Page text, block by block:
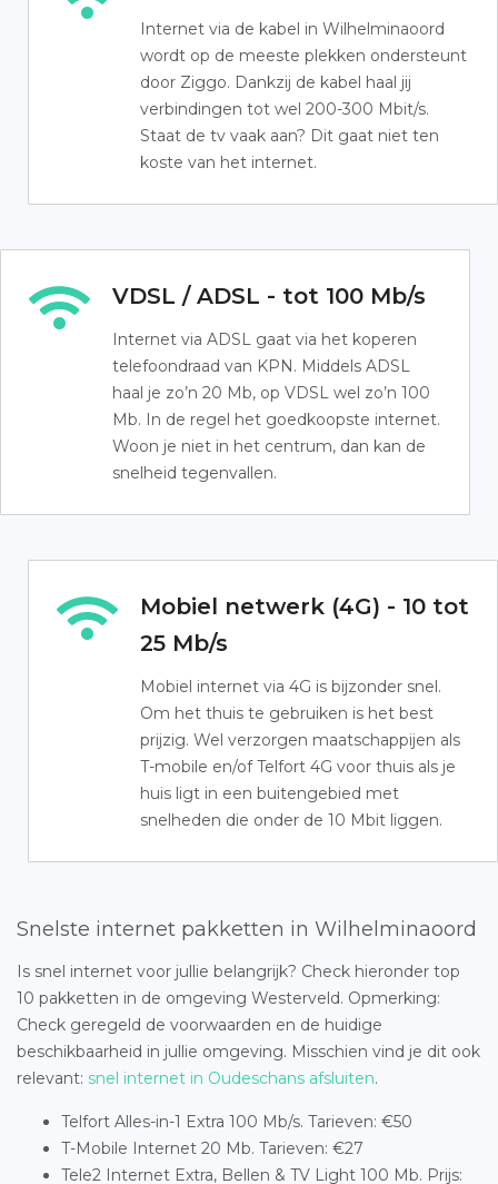
Internet via de kabel in Wilhelminaoord
wordt op de meeste plekken ondersteunt
door Ziggo. Dankzij de kabel haal jij
verbindingen tot wel 200-300 Mbit/s.
Staat de tv vaak aan? Dit gaat niet ten
koste van het internet.
VDSL / ADSL - tot 100 Mb/s
Internet via ADSL gaat via het koperen
telefoondraad van KPN. Middels ADSL
haal je zo’n 20 Mb, op VDSL wel zo’n 100
Mb. In de regel het goedkoopste internet.
Woon je niet in het centrum, dan kan de
snelheid tegenvallen.
Mobiel netwerk (4G) - 10 tot
25 Mb/s
Mobiel internet via 4G is bijzonder snel.
Om het thuis te gebruiken is het best
prijzig. Wel verzorgen maatschappijen als
T-mobile en/of Telfort 4G voor thuis als je
huis ligt in een buitengebied met
snelheden die onder de 10 Mbit liggen.
Snelste internet pakketten in Wilhelminaoord
Is snel internet voor jullie belangrijk? Check hieronder top
10 pakketten in de omgeving Westerveld. Opmerking:
Check geregeld de voorwaarden en de huidige
beschikbaarheid in jullie omgeving. Misschien vind je dit ook
relevant: snel internet in Oudeschans afsluiten.
Telfort Alles-in-1 Extra 100 Mb/s. Tarieven: €50
T-Mobile Internet 20 Mb. Tarieven: €27
Tele2 Internet Extra, Bellen & TV Light 100 Mb. Prijs: